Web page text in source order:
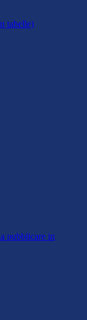
tabelle)
pubblicare in